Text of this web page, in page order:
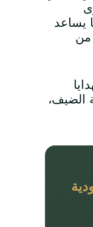
يساعد
من
الضيف،